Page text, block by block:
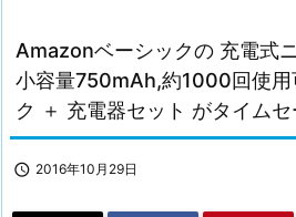
Amazonベーシックの 充電式
小容量750mAh,約1000回使
ク ＋ 充電器セット がタイムセ
 2016年10月29日